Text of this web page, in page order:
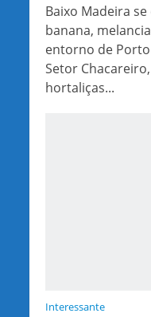
Baixo Madeira
banana,
entorno de
Setor
hortaliças...
Interessante